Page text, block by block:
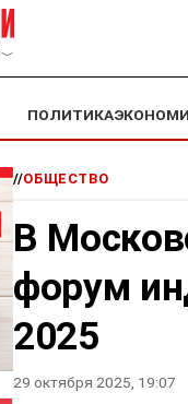
﹀
ПОЛИТИКА
//ОБЩЕСТВО
В
форум
2025
29 октября 2025, 19:07